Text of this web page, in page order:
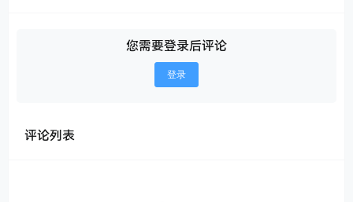
您需要登录后评论
登录
评论列表